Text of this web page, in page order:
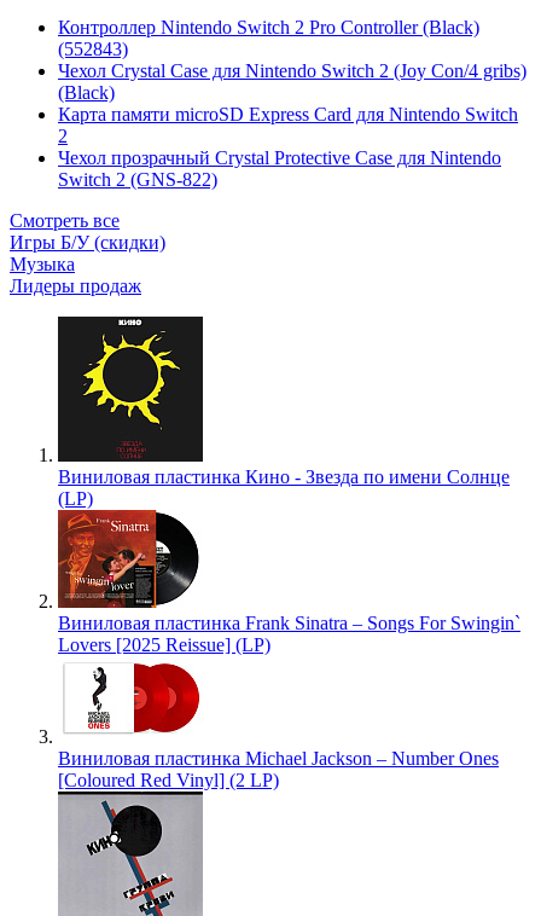
Контроллер Nintendo Switch 2 Pro Controller (Black)
(552843)
Чехол Сrystal Сase для Nintendo Switch 2 (Joy Con/4 gribs)
(Black)
Карта памяти microSD Express Card для Nintendo Switch
2
Чехол прозрачный Crystal Protective Case для Nintendo
Switch 2 (GNS-822)
Смотреть все
Игры Б/У (скидки)
Музыка
Лидеры продаж
Виниловая пластинка Кино - Звезда по имени Солнце
(LP)
Виниловая пластинка Frank Sinatra – Songs For Swingin`
Lovers [2025 Reissue] (LP)
Виниловая пластинка Michael Jackson – Number Ones
[Coloured Red Vinyl] (2 LP)